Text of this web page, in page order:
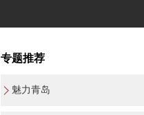
专题推荐
魅力青岛